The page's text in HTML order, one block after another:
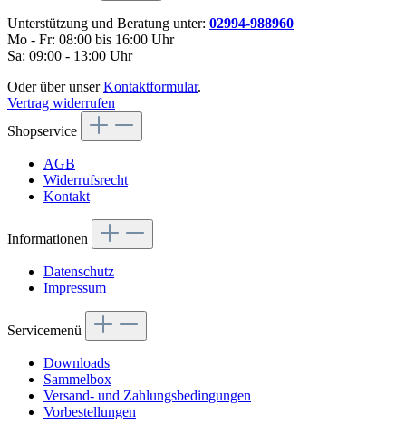
Unterstützung und Beratung unter: 02994-988960
Mo - Fr: 08:00 bis 16:00 Uhr
Sa: 09:00 - 13:00 Uhr
Oder über unserKontaktformular.
Vertrag widerrufen
Shopservice
AGB
Widerrufsrecht
Kontakt
Informationen
Datenschutz
Impressum
Servicemenü
Downloads
Sammelbox
Versand- und Zahlungsbedingungen
Vorbestellungen